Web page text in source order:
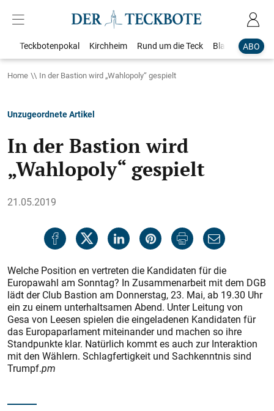
ABO
Teckbotenpokal Kirchheim Rund um die Teck Blaulicht
Home In der Bastion wird „Wahlopoly“ gespielt
Unzugeordnete Artikel
In der Bastion wird
„Wahlopoly“ gespielt
21.05.2019
Welche Position en vertreten die Kandidaten für die
Europawahl am Sonntag? In Zusammenarbeit mit dem DGB
lädt der Club Bastion am Donnerstag, 23. Mai, ab 19.30 Uhr
ein zu einem unterhaltsamen Abend. Unter Leitung von
Gesa von Leesen spielen die eingeladenen Kandidaten für
das Europaparlament miteinander und machen so ihre
Standpunkte klar. Natürlich kommt es auch zur Interaktion
mit den Wählern. Schlagfertigkeit und Sachkenntnis sind
Trumpf.pm